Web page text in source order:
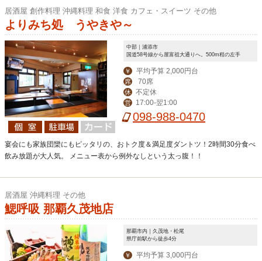
居酒屋 創作料理 沖縄料理 和食 洋食 カフェ・スイーツ その他
よりみち処 うやきや～
中部｜浦添市
国道58号線から屋富祖大通りへ。500m程の左手
￥ 平均予算 2,000円台
席 70席
休 不定休
営 17:00-翌1:00
098-988-0470
宴会にも家族団欒にもピッタリの、おトク度＆満足度ダントツ！2時間30分食べ
飲み放題が大人気。 メニュー表から例外なしという太っ腹！！
居酒屋 沖縄料理 その他
鰓呼吸 那覇久茂地店
那覇市内｜久茂地・松尾
県庁前駅から徒歩4分
￥ 平均予算 3,000円台